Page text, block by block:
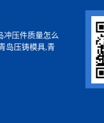
冲压件质量怎么
岛压铸模具,青